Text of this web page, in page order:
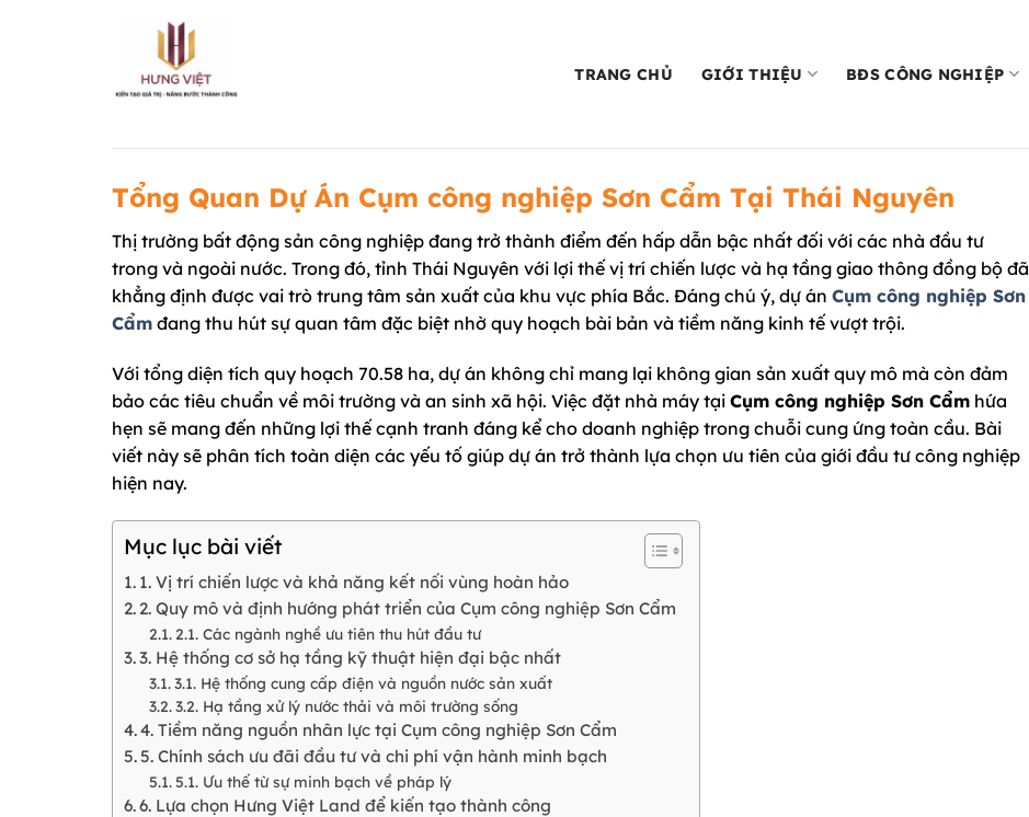
TRANG CHỦ GIỚI THIỆU BĐS CÔNG NGHIỆP
Tổng Quan Dự Án Cụm công nghiệp Sơn Cẩm Tại Thái Nguyên
Thị trường bất động sản công nghiệp đang trở thành điểm đến hấp dẫn bậc nhất đối với các nhà đầu tư
trong và ngoài nước. Trong đó, tỉnh Thái Nguyên với lợi thế vị trí chiến lược và hạ tầng giao thông đồng bộ đã
khẳng định được vai trò trung tâm sản xuất của khu vực phía Bắc. Đáng chú ý, dự án Cụm công nghiệp Sơn
Cẩm đang thu hút sự quan tâm đặc biệt nhờ quy hoạch bài bản và tiềm năng kinh tế vượt trội.
Với tổng diện tích quy hoạch 70.58 ha, dự án không chỉ mang lại không gian sản xuất quy mô mà còn đảm
bảo các tiêu chuẩn về môi trường và an sinh xã hội. Việc đặt nhà máy tại Cụm công nghiệp Sơn Cẩm hứa
hẹn sẽ mang đến những lợi thế cạnh tranh đáng kể cho doanh nghiệp trong chuỗi cung ứng toàn cầu. Bài
viết này sẽ phân tích toàn diện các yếu tố giúp dự án trở thành lựa chọn ưu tiên của giới đầu tư công nghiệp
hiện nay.
Mục lục bài viết
1. Vị trí chiến lược và khả năng kết nối vùng hoàn hảo
2. Quy mô và định hướng phát triển của Cụm công nghiệp Sơn Cẩm
2.1. Các ngành nghề ưu tiên thu hút đầu tư
3. Hệ thống cơ sở hạ tầng kỹ thuật hiện đại bậc nhất
3.1. Hệ thống cung cấp điện và nguồn nước sản xuất
3.2. Hạ tầng xử lý nước thải và môi trường sống
4. Tiềm năng nguồn nhân lực tại Cụm công nghiệp Sơn Cẩm
5. Chính sách ưu đãi đầu tư và chi phí vận hành minh bạch
5.1. Ưu thế từ sự minh bạch về pháp lý
6. Lựa chọn Hưng Việt Land để kiến tạo thành công